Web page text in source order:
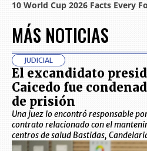
MÁS NOTICIAS
JUDICIAL
El excandidato
Caicedo fue
de prisión
Una juez lo encontró responsable
contrato relacionado con el
centros de salud Bastidas,